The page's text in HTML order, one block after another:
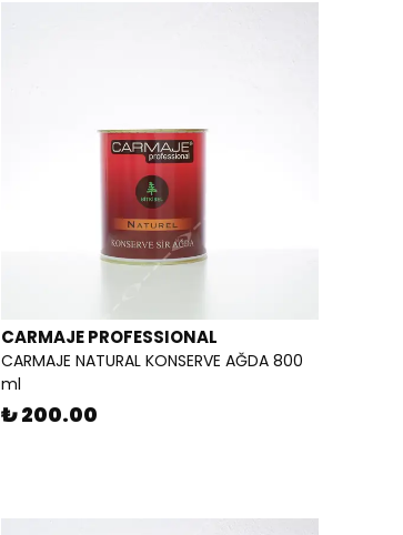
CARMAJE PROFESSIONAL
CARMAJE NATURAL KONSERVE AĞDA 800
ml
₺ 200.00